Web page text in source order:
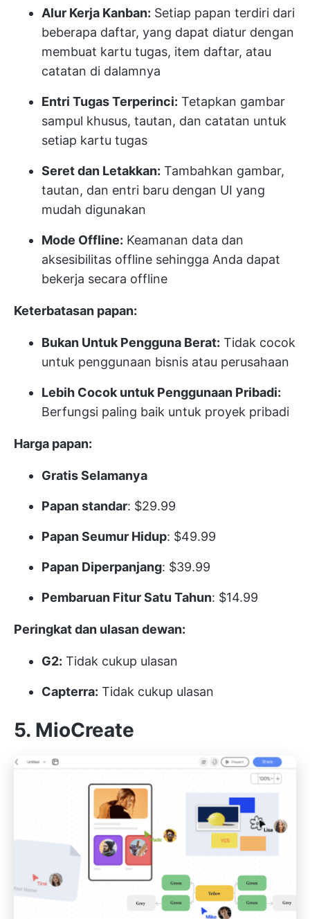
Alur Kerja Kanban: Setiap papan terdiri dari
beberapa daftar, yang dapat diatur dengan
membuat kartu tugas, item daftar, atau
catatan di dalamnya
Entri Tugas Terperinci: Tetapkan gambar
sampul khusus, tautan, dan catatan untuk
setiap kartu tugas
Seret dan Letakkan: Tambahkan gambar,
tautan, dan entri baru dengan UI yang
mudah digunakan
Mode Offline: Keamanan data dan
aksesibilitas offline sehingga Anda dapat
bekerja secara offline
Keterbatasan papan:
Bukan Untuk Pengguna Berat: Tidak cocok
untuk penggunaan bisnis atau perusahaan
Lebih Cocok untuk Penggunaan Pribadi:
Berfungsi paling baik untuk proyek pribadi
Harga papan:
Gratis Selamanya
Papan standar: $29.99
Papan Seumur Hidup: $49.99
Papan Diperpanjang: $39.99
Pembaruan Fitur Satu Tahun: $14.99
Peringkat dan ulasan dewan:
G2: Tidak cukup ulasan
Capterra: Tidak cukup ulasan
5. MioCreate